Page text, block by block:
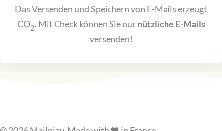
Das Versenden und Speichern von E-Mails erzeugt
CO2. Mit Check können Sie nurnützliche E-Mails
versenden!